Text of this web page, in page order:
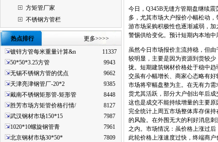
方矩管厂家
不锈钢方管栏
热点排行
更多>>>>
镀锌方管每米重量计算&n
11337
50*50*3.25方管
9943
无锡不锈钢方管的优点
9662
天津亮津钢管厂-20*2
9385
戴南不锈钢矩形管-矩形管
8448
胜芳市场方矩管价格行情/
8127
武汉钢材市场150*15
7987
1020*10螺旋钢管青
7961
北京钢材市场30*50*
7809
今日，Q345B无缝方管期盘继续
多，尤其市场大户报价小幅松动
游市场采购积极性也逐渐减弱，
警惕供给变化。预计短期内本地
虽然今日市场报价主流持稳，但
较明显，主要是因为资源到货较
拢。短期建筑钢材价格处于稳中
交虽有小幅增长、商家心态略有
市场将窄幅盘整为主。在无有力
货尤其活跃，部分大户创出年后
这也是成交不能持续增量的主要
完全统计上周五市场整体库存保
的风险。在外围无大的利好消息
之内。市场情况：虽价格上涨过
此轮价格上涨速度过快，终端商